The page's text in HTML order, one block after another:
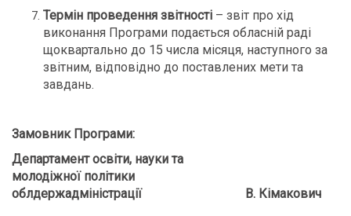
Термін проведення звітності – звіт про хід
виконання Програми подається обласній раді
щоквартально до 15 числа місяця, наступного за
звітним, відповідно до поставлених мети та
завдань.
Замовник Програми:
Департамент освіти, науки та
молодіжної політики
облдержадміністрації В. Кімакович